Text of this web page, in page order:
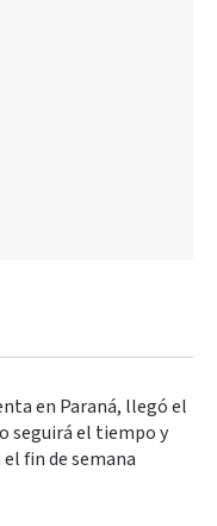
en Paraná, llegó el
seguirá el tiempo y
el fin de semana